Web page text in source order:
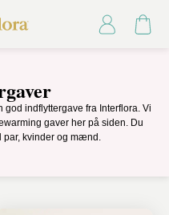
god indflyttergave fra Interflora. Vi
gaver her på siden. Du
par, kvinder og mænd.